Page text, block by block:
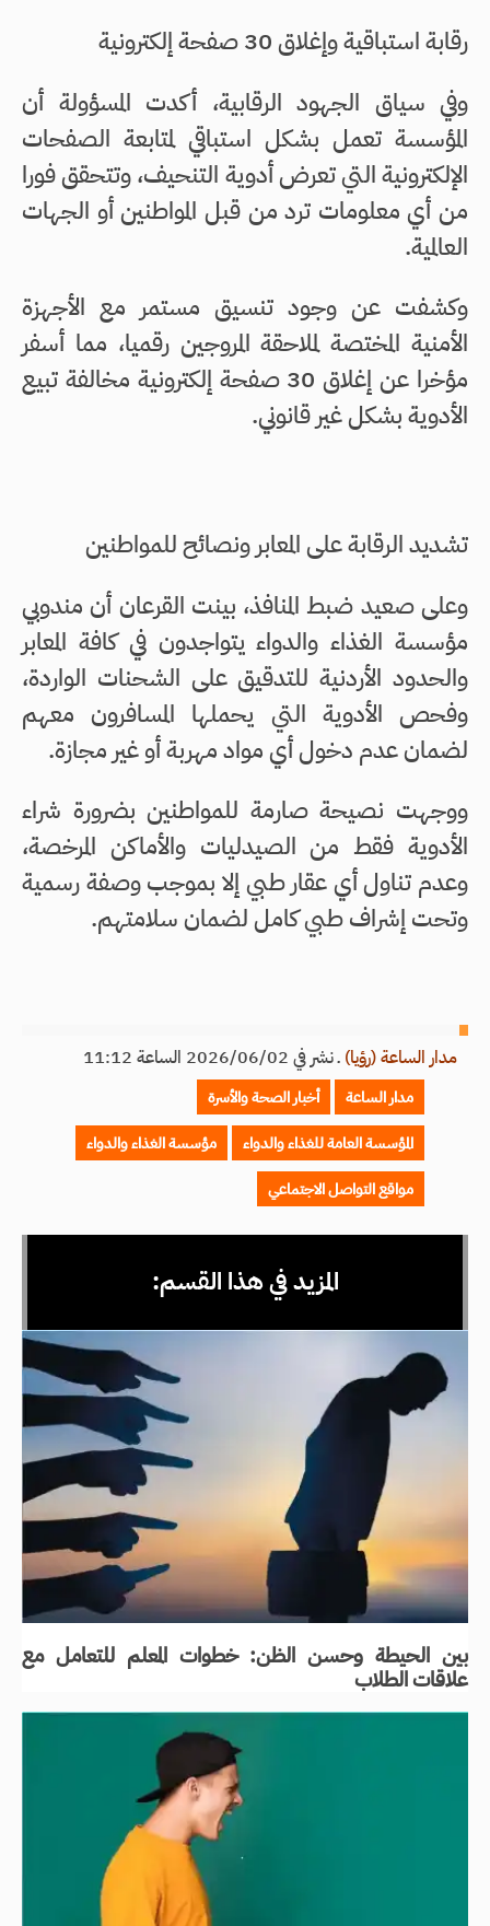
رقابة استباقية وإغلاق 30 صفحة إلكترونية
وفي سياق الجهود الرقابية، أكدت المسؤولة أن
المؤسسة تعمل بشكل استباقي لمتابعة الصفحات
الإلكترونية التي تعرض أدوية التنحيف، وتتحقق فورا
من أي معلومات ترد من قبل المواطنين أو الجهات
العالمية.
وكشفت عن وجود تنسيق مستمر مع الأجهزة
الأمنية المختصة لملاحقة المروجين رقميا، مما أسفر
مؤخرا عن إغلاق 30 صفحة إلكترونية مخالفة تبيع
الأدوية بشكل غير قانوني.
تشديد الرقابة على المعابر ونصائح للمواطنين
وعلى صعيد ضبط المنافذ، بينت القرعان أن مندوبي
مؤسسة الغذاء والدواء يتواجدون في كافة المعابر
والحدود الأردنية للتدقيق على الشحنات الواردة،
وفحص الأدوية التي يحملها المسافرون معهم
لضمان عدم دخول أي مواد مهربة أو غير مجازة.
ووجهت نصيحة صارمة للمواطنين بضرورة شراء
الأدوية فقط من الصيدليات والأماكن المرخصة،
وعدم تناول أي عقار طبي إلا بموجب وصفة رسمية
وتحت إشراف طبي كامل لضمان سلامتهم.
مدار الساعة (رؤيا) ـنشر في 2026/06/02 الساعة 11:12
مدار الساعة
أخبار الصحة والأسرة
المؤسسة العامة للغذاء والدواء
مؤسسة الغذاء والدواء
مواقع التواصل الاجتماعي
المزيد في هذا القسم:
بين الحيطة وحسن الظن: خطوات المعلم للتعامل مع
علاقات الطلاب